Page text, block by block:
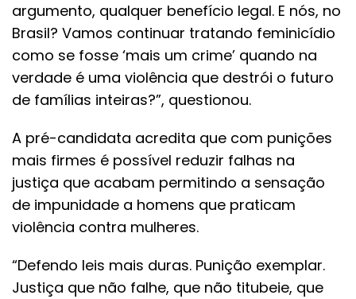
argumento, qualquer benefício legal. E nós, no
Brasil? Vamos continuar tratando feminicídio
como se fosse ‘mais um crime’ quando na
verdade é uma violência que destrói o futuro
de famílias inteiras?”, questionou.
A pré-candidata acredita que com punições
mais firmes é possível reduzir falhas na
justiça que acabam permitindo a sensação
de impunidade a homens que praticam
violência contra mulheres.
“Defendo leis mais duras. Punição exemplar.
Justiça que não falhe, que não titubeie, que